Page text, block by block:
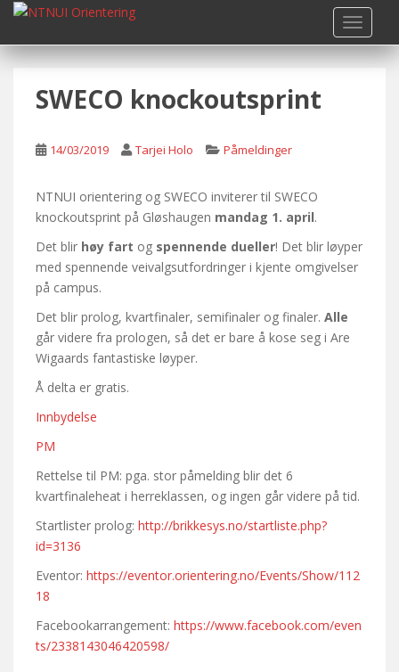
i
SWECO knockoutsprint
14/03/2019 Tarjei Holo Påmeldinger
NTNUI orientering og SWECO inviterer til SWECO
knockoutsprint på Gløshaugen mandag 1. april.
Det blir høy fart og spennende dueller! Det blir løyper
med spennende veivalgsutfordringer i kjente omgivelser
på campus.
Det blir prolog, kvartfinaler, semifinaler og finaler. Alle
går videre fra prologen, så det er bare å kose seg i Are
Wigaards fantastiske løyper.
Å delta er gratis.
Innbydelse
PM
Rettelse til PM: pga. stor påmelding blir det 6
kvartfinaleheat i herreklassen, og ingen går videre på tid.
Startlister prolog: http://brikkesys.no/startliste.php?
id=3136
Eventor: https://eventor.orientering.no/Events/Show/112
18
Facebookarrangement: https://www.facebook.com/even
ts/2338143046420598/